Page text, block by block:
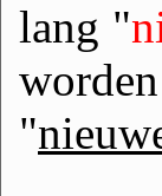
lang "
"